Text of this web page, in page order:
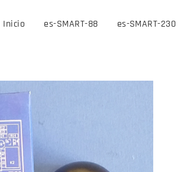
Inicio es-SMART-88 es-SMART-230